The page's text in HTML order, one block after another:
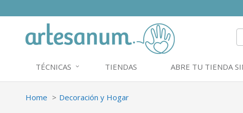
TÉCNICAS TIENDAS ABRE TU TIENDA
Home Decoración y Hogar